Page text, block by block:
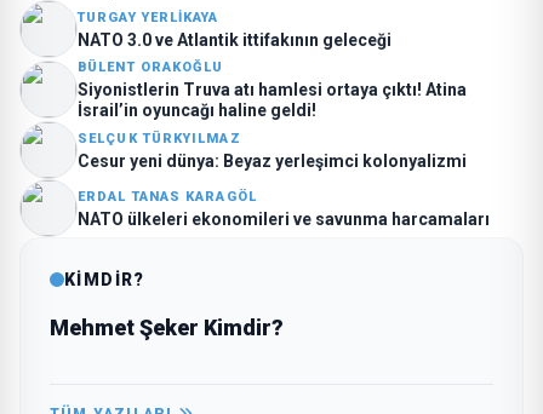
TURGAY YERLIKAYA
NATO 3.0 ve Atlantik ittifakının geleceği
BÜLENT ORAKOĞLU
Siyonistlerin Truva atı hamlesi ortaya çıktı! Atina
İsrail’in oyuncağı haline geldi!
SELÇUK TÜRKYILMAZ
Cesur yeni dünya: Beyaz yerleşimci kolonyalizmi
ERDAL TANAS KARAGÖL
NATO ülkeleri ekonomileri ve savunma harcamaları
KİMDİR?
Mehmet Şeker Kimdir?